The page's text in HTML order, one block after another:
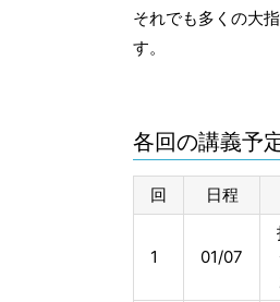
それでも多くの大
す。
各回の講義予
回 日程
1 01/07